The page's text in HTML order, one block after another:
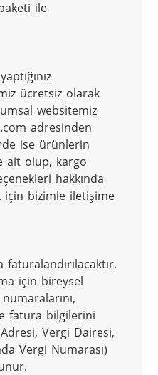
ile
ücretsiz olarak
websitemiz
adresinden
ise ürünlerin
ait olup, kargo
hakkında
için bizimle iletişime
faturalandırılacaktır.
için bireysel
fatura bilgilerini
Vergi Dairesi,
Vergi Numarası)